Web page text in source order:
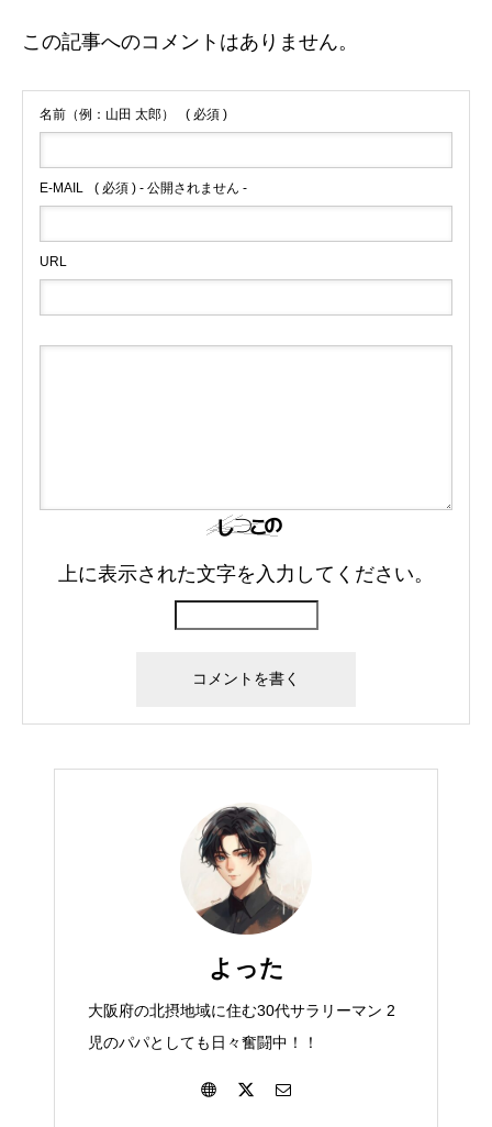
この記事へのコメントはありません。
名前（例：山田 太郎） ( 必須 )
E-MAIL ( 必須 ) - 公開されません -
URL
上に表示された文字を入力してください。
よった
大阪府の北摂地域に住む30代サラリーマン 2
児のパパとしても日々奮闘中！！